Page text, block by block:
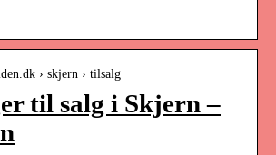
› skjern › tilsalg
til salg i Skjern –